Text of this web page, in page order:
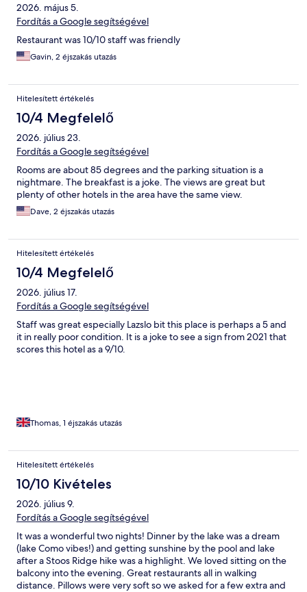
2026. május 5.
Fordítás a Google segítségével
Restaurant was 10/10 staff was friendly
Gavin, 2 éjszakás utazás
Hitelesített értékelés
10/4 Megfelelő
2026. július 23.
Fordítás a Google segítségével
Rooms are about 85 degrees and the parking situation is a
nightmare. The breakfast is a joke. The views are great but
plenty of other hotels in the area have the same view.
Dave, 2 éjszakás utazás
Hitelesített értékelés
10/4 Megfelelő
2026. július 17.
Fordítás a Google segítségével
Staff was great especially Lazslo bit this place is perhaps a 5 and
it in really poor condition. It is a joke to see a sign from 2021 that
scores this hotel as a 9/10.
Thomas, 1 éjszakás utazás
Hitelesített értékelés
10/10 Kivételes
2026. július 9.
Fordítás a Google segítségével
It was a wonderful two nights! Dinner by the lake was a dream
(lake Como vibes!) and getting sunshine by the pool and lake
after a Stoos Ridge hike was a highlight. We loved sitting on the
balcony into the evening. Great restaurants all in walking
distance. Pillows were very soft so we asked for a few extra and